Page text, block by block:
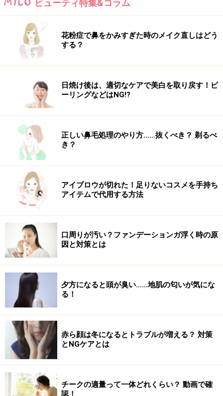
ビューティ特集&コラム
花粉症で鼻をかみすぎた時のメイク直しはどう
する？
日焼け後は、適切なケアで美白を取り戻す！ピ
ーリングなどはNG!?
正しい鼻毛処理のやり方……抜くべき？ 剃るべ
き？
アイブロウが切れた！足りないコスメを手持ち
アイテムで代用する方法
口周りが汚い？ファンデーションガ浮く時の原
因と対策とは
夕方になると頭が臭い……地肌の匂いが気にな
る！
赤ら顔は冬になるとトラブルが増える？ 対策
とNGケアとは
チークの適量って一体どれくらい？ 動画で確
認！